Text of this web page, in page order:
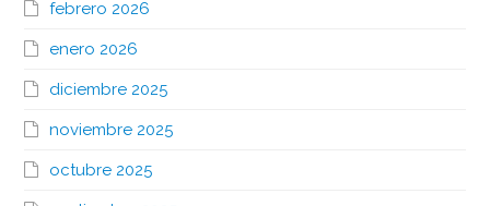
febrero 2026
enero 2026
diciembre 2025
noviembre 2025
octubre 2025